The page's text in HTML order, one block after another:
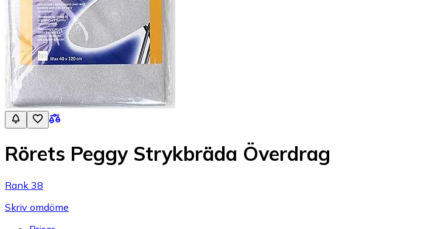
Rörets Peggy Strykbräda Överdrag
Rank 38
Skriv omdöme